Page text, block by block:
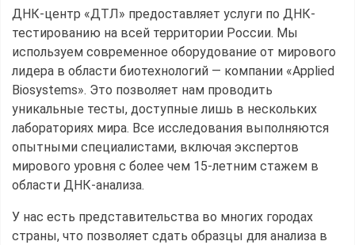
ДНК-центр «ДТЛ» предоставляет услуги по ДНК-
тестированию на всей территории России. Мы
используем современное оборудование от мирового
лидера в области биотехнологий — компании «Applied
Biosystems». Это позволяет нам проводить
уникальные тесты, доступные лишь в нескольких
лабораториях мира. Все исследования выполняются
опытными специалистами, включая экспертов
мирового уровня с более чем 15-летним стажем в
области ДНК-анализа.
У нас есть представительства во многих городах
страны, что позволяет сдать образцы для анализа в